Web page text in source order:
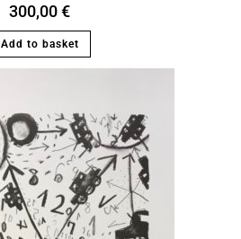
300,00€
Add to basket